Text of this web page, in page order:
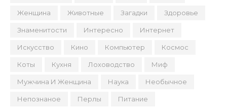
Женщина Животные Загадки Здоровье
Знаменитости Интересно Интернет
Искусство Кино Компьютер Космос
Коты Кухня Лоховодство Миф
Мужчина И Женщина Наука Необычное
Непознаное Перлы Питание